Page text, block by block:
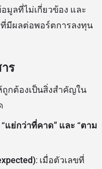
มูลที่ไม่เกี่ยวข้อง และ
มีผลต่อพอร์ตการลงทุน
ร
กต้องเป็นสิ่งสำคัญใน
แย่กว่าที่คาด” และ “ตาม
: เมื่อตัวเลขที่